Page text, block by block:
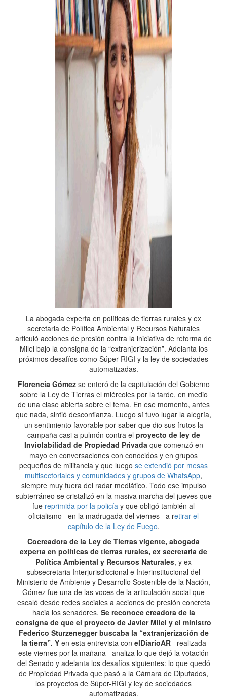
La abogada experta en políticas de tierras rurales y ex
secretaria de Política Ambiental y Recursos Naturales
articuló acciones de presión contra la iniciativa de reforma de
Milei bajo la consigna de la “extranjerización”. Adelanta los
próximos desafíos como Súper RIGI y la ley de sociedades
automatizadas.
Florencia Gómezse enteró de la capitulación del Gobierno
sobre la Ley de Tierras el miércoles por la tarde, en medio
de una clase abierta sobre el tema. En ese momento, antes
que nada, sintió desconfianza. Luego sí tuvo lugar la alegría,
un sentimiento favorable por saber que dio sus frutos la
campaña casi a pulmón contra el proyecto de ley de
Inviolabilidad de Propiedad Privadaque comenzó en
mayo en conversaciones con conocidos y en grupos
pequeños de militancia y que luego se extendió por mesas
multisectoriales y comunidades y grupos de WhatsApp,
siempre muy fuera del radar mediático. Todo ese impulso
subterráneo se cristalizó en la masiva marcha del jueves que
fue reprimida por la policía y que obligó también al
oficialismo –en la madrugada del viernes– a retirar el
capítulo de la Ley de Fuego.
Cocreadora de la Ley de Tierras vigente, abogada
experta en políticas de tierras rurales, ex secretaria de
Política Ambiental y Recursos Naturales, y ex
subsecretaria Interjurisdiccional e Interinstitucional del
Ministerio de Ambiente y Desarrollo Sostenible de la Nación,
Gómez fue una de las voces de la articulación social que
escaló desde redes sociales a acciones de presión concreta
hacia los senadores. Se reconoce creadora de la
consigna de que el proyecto de Javier Milei y el ministro
Federico Sturzenegger buscaba la “extranjerización de
la tierra”. Y en esta entrevista con elDiarioAR–realizada
este viernes por la mañana– analiza lo que dejó la votación
del Senado y adelanta los desafíos siguientes: lo que quedó
de Propiedad Privada que pasó a la Cámara de Diputados,
los proyectos de Súper-RIGI y ley de sociedades
automatizadas.